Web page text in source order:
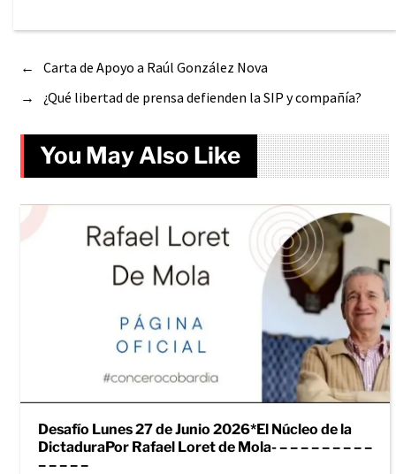
←
Carta de Apoyo a Raúl González Nova
→
¿Qué libertad de prensa defienden la SIP y compañía?
You May Also Like
Desafío Lunes 27 de Junio 2026*El Núcleo de la
DictaduraPor Rafael Loret de Mola- – – – – – – – – –
– – – – –